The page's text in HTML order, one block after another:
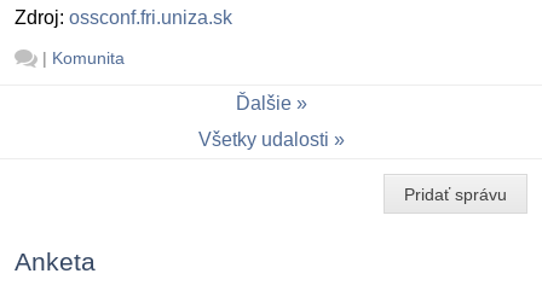
Zdroj: ossconf.fri.uniza.sk
| Komunita
Ďalšie
Všetky udalosti
Pridať správu
Anketa